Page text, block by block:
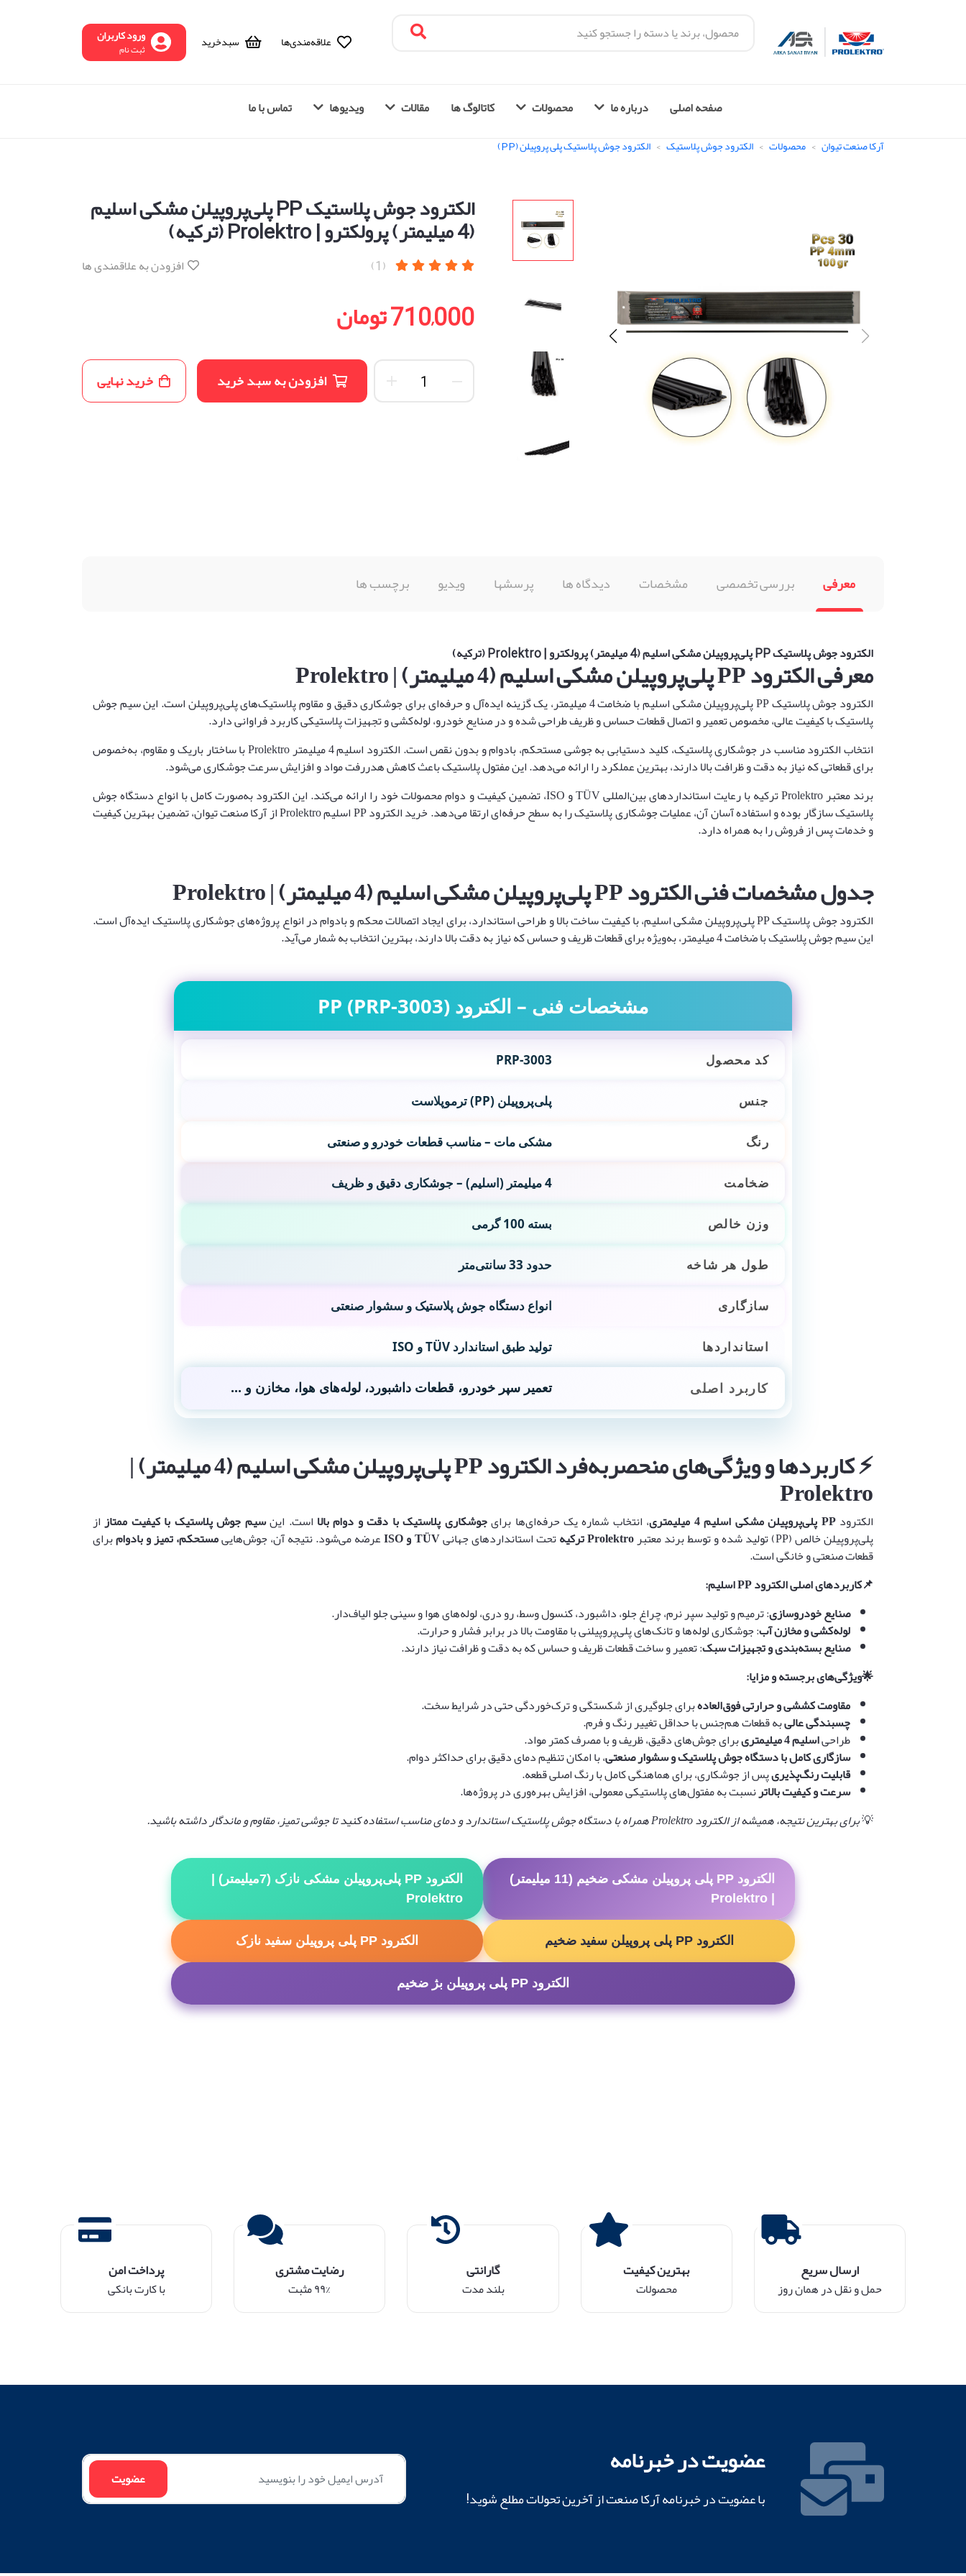
علاقه‌مندی‌ها سبد‌خرید ورود کاربران
ثبت نام
صفحه اصلی درباره ما محصولات کاتالوگ ها مقالات ویدیوها تماس با ما
آرکا صنعت تیوان محصولات الکترود جوش پلاستیک الکترود جوش پلاستیک پلی پروپیلن (PP)
الکترود جوش پلاستیک PP پلی‌پروپیلن مشکی اسلیم
(4 میلیمتر) پرولکترو | Prolektro (ترکیه)
(1) افزودن به علاقمندی ها
710,000 تومان
افزودن به سبد خرید خرید نهایی
معرفی بررسی تخصصی مشخصات دیدگاه ها پرسشها ویدیو برچسب ها
الکترود جوش پلاستیک PP پلی‌پروپیلن مشکی اسلیم (4 میلیمتر) پرولکترو | Prolektro (ترکیه)
معرفی الکترود PP پلی‌پروپیلن مشکی اسلیم (4 میلیمتر) | Prolektro
الکترود جوش پلاستیک PP پلی‌پروپیلن مشکی اسلیم با ضخامت 4 میلیمتر، یک گزینه ایده‌آل و حرفه‌ای برای جوشکاری دقیق و مقاوم پلاستیک‌های پلی‌پروپیلن است. این سیم جوش
پلاستیک با کیفیت عالی، مخصوص تعمیر و اتصال قطعات حساس و ظریف طراحی شده و در صنایع خودرو، لوله‌کشی و تجهیزات پلاستیکی کاربرد فراوانی دارد.
انتخاب الکترود مناسب در جوشکاری پلاستیک، کلید دستیابی به جوشی مستحکم، بادوام و بدون نقص است. الکترود اسلیم 4 میلیمتر Prolektro با ساختار باریک و مقاوم، به‌خصوص
برای قطعاتی که نیاز به دقت و ظرافت بالا دارند، بهترین عملکرد را ارائه می‌دهد. این مفتول پلاستیک باعث کاهش هدررفت مواد و افزایش سرعت جوشکاری می‌شود.
برند معتبر Prolektro ترکیه با رعایت استانداردهای بین‌المللی TÜV و ISO، تضمین کیفیت و دوام محصولات خود را ارائه می‌کند. این الکترود به‌صورت کامل با انواع دستگاه جوش
پلاستیک سازگار بوده و استفاده آسان آن، عملیات جوشکاری پلاستیک را به سطح حرفه‌ای ارتقا می‌دهد. خرید الکترود PP اسلیم Prolektro از آرکا صنعت تیوان، تضمین بهترین کیفیت
و خدمات پس از فروش را به همراه دارد.
جدول مشخصات فنی الکترود PP پلی‌پروپیلن مشکی اسلیم (4 میلیمتر) | Prolektro
الکترود جوش پلاستیک PP پلی‌پروپیلن مشکی اسلیم، با کیفیت ساخت بالا و طراحی استاندارد، برای ایجاد اتصالات محکم و بادوام در انواع پروژه‌های جوشکاری پلاستیک ایده‌آل است.
این سیم جوش پلاستیک با ضخامت 4 میلیمتر، به‌ویژه برای قطعات ظریف و حساس که نیاز به دقت بالا دارند، بهترین انتخاب به شمار می‌آید.
مشخصات فنی – الکترود PP (PRP-3003)
کد محصول PRP-3003
جنس پلی‌پروپیلن (PP) ترموپلاست
رنگ مشکی مات – مناسب قطعات خودرو و صنعتی
ضخامت 4 میلیمتر (اسلیم) – جوشکاری دقیق و ظریف
وزن خالص بسته 100 گرمی
طول هر شاخه حدود 33 سانتی‌متر
سازگاری انواع دستگاه جوش پلاستیک و سشوار صنعتی
استانداردها تولید طبق استاندارد TÜV و ISO
کاربرد اصلی تعمیر سپر خودرو، قطعات داشبورد، لوله‌های هوا، مخازن و ...
⚡ کاربردها و ویژگی‌های منحصربه‌فرد الکترود PP پلی‌پروپیلن مشکی اسلیم (4 میلیمتر) |
Prolektro
الکترودPPپلی‌پروپیلن مشکی اسلیم 4 میلیمتری ، انتخاب شماره یک حرفه‌ای‌ها برایجوشکاری پلاستیک با دقت و دوام بالا است. اینسیم جوش پلاستیک با کیفیت ممتازاز
پلی‌پروپیلن خالص (PP) تولید شده و توسط برند معتبر Prolektroترکیهتحت استانداردهای جهانیTÜVوISO عرضه می‌شود. نتیجه آن، جوش‌هاییمستحکم، تمیز و بادوامبرای
قطعات صنعتی و خانگی است.
📌کاربردهای اصلی الکترود اسلیم:
صنایع خودروسازی: ترمیم و تولید سپر نرم، چراغ جلو، داشبورد، کنسول وسط، رو دری، لوله‌های هوا و سینی جلو الیاف‌دار.
لوله‌کشی و مخازن آب: جوشکاری لوله‌ها و تانک‌های پلی‌پروپیلنی با مقاومت بالا در برابر فشار و حرارت.
صنایع بسته‌بندی و تجهیزات سبک: تعمیر و ساخت قطعات ظریف و حساس که به دقت و ظرافت نیاز دارند.
🌟ویژگی‌های برجسته و مزایا:
مقاومت کششی و حرارتی فوق‌العادهبرای جلوگیری از شکستگی و ترک‌خوردگی حتی در شرایط سخت.
چسبندگی عالیبه قطعات هم‌جنس با حداقل تغییر رنگ و فرم.
طراحیاسلیم 4 میلیمتری برای جوش‌های دقیق، ظریف و با مصرف کمتر مواد.
سازگاری کامل با دستگاه جوش پلاستیک و سشوار صنعتی، با امکان تنظیم دمای دقیق برای حداکثر دوام.
قابلیت رنگ‌پذیریپس از جوشکاری، برای هماهنگی کامل با رنگ اصلی قطعه.
سرعت و کیفیت بالاترنسبت به مفتول‌های پلاستیکی معمولی، افزایش بهره‌وری در پروژه‌ها.
💡برای بهترین نتیجه، همیشه از الکترود همراه با دستگاه جوش پلاستیک استاندارد و دمای مناسب استفاده کنید تا جوشی تمیز، مقاوم و ماندگار داشته باشید.
الکترود PP پلی پروپیلن مشکی ضخیم (11 میلیمتر)
الکترود PP پلی‌پروپیلن مشکی نازک (7میلیمتر) |
Prolektro
الکترود PP پلی پروپیلن سفید ضخیم الکترود PP پلی پروپیلن سفید نازک
الکترود PP پلی پروپیلن بژ ضخیم
ارسال سریع
حمل و نقل در همان روز
بهترین کیفیت
محصولات
گارانتی
بلند مدت
رضایت مشتری
۹۹% مثبت
پرداخت امن
با کارت بانکی
عضویت در خبرنامه
با عضویت در خبرنامه آرکا صنعت از آخرین تحولات مطلع شوید!